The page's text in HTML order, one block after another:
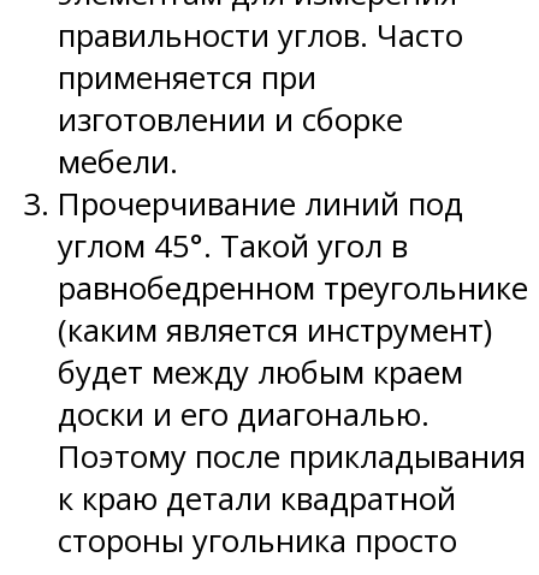
правильности углов. Часто
применяется при
изготовлении и сборке
мебели.
Прочерчивание линий под
углом 45°. Такой угол в
равнобедренном треугольнике
(каким является инструмент)
будет между любым краем
доски и его диагональю.
Поэтому после прикладывания
к краю детали квадратной
стороны угольника просто